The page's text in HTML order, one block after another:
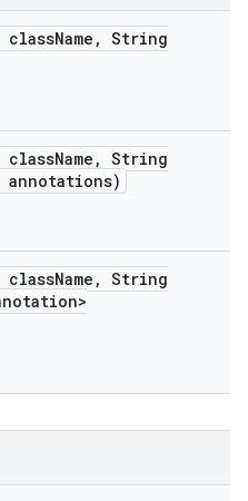
className , String
className , String
annotations)
className , String